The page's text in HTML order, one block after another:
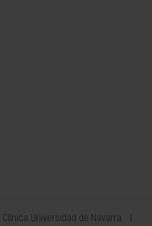
Clínica Universidad de Navarra